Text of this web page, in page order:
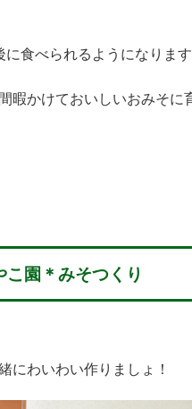
食べられるようになります
暇かけておいしいおみそに
こ園＊みそつくり
にわいわい作りましょ！